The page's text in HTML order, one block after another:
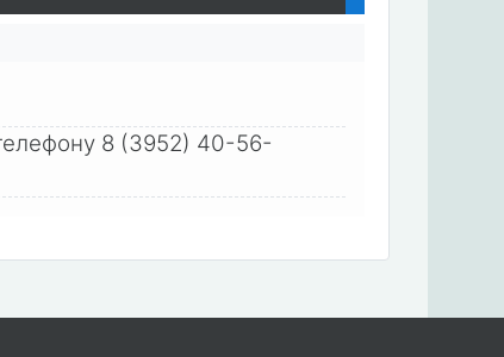
8 (3952) 40-56-